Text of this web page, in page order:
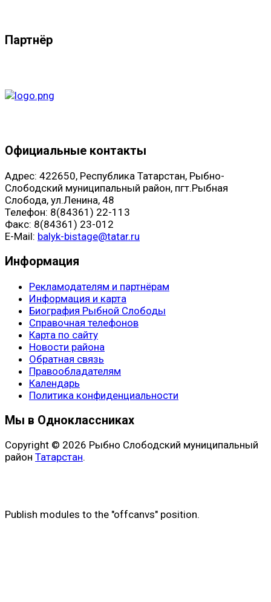
Партнёр
Официальные контакты
Адрес: 422650, Республика Татарстан, Рыбно-
Слободский муниципальный район, пгт.Рыбная
Слобода, ул.Ленина, 48
Телефон: 8(84361) 22-113
Факс: 8(84361) 23-012
E-Mail: balyk-bistage@tatar.ru
Информация
Рекламодателям и партнёрам
Информация и карта
Биография Рыбной Слободы
Справочная телефонов
Карта по сайту
Новости района
Обратная связь
Правообладателям
Календарь
Политика конфиденциальности
Мы в Одноклассниках
Copyright © 2026 Рыбно Слободский муниципальный
район Татарстан.
Publish modules to the "offcanvs" position.